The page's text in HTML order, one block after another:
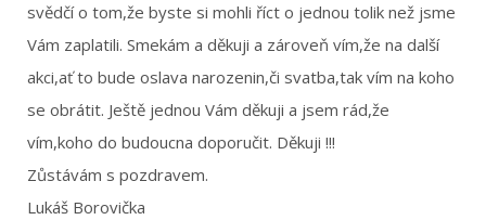
svědčí o tom,že byste si mohli říct o jednou tolik než jsme
Vám zaplatili. Smekám a děkuji a zároveň vím,že na další
akci,ať to bude oslava narozenin,či svatba,tak vím na koho
se obrátit. Ještě jednou Vám děkuji a jsem rád,že
vím,koho do budoucna doporučit. Děkuji !!!
Zůstávám s pozdravem.
Lukáš Borovička